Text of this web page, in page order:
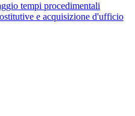
tempi procedimentali
e acquisizione d'ufficio